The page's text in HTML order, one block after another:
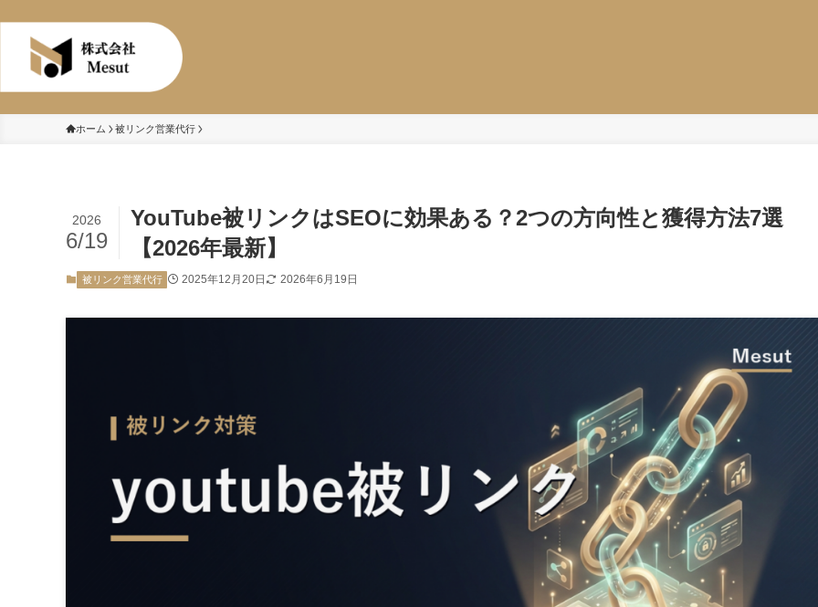
ホーム 被リンク営業代行
YouTube被リンクはSEOに効果ある？2つの方向性と獲得方法7選
【2026年最新】
2026
6/19
被リンク営業代行 2025年12月20日 2026年6月19日